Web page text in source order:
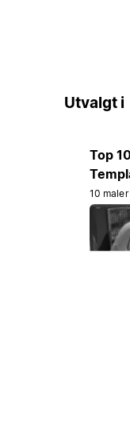
Utvalgt i
Top
10 maler